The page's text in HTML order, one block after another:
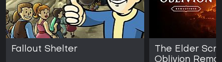
Fallout Shelter
The Elder
Oblivion